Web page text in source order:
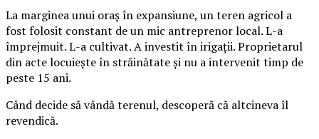
La marginea unui oraș în expansiune, un teren agricol a
fost folosit constant de un mic antreprenor local. L-a
împrejmuit. L-a cultivat. A investit în irigații. Proprietarul
din acte locuiește în străinătate și nu a intervenit timp de
peste 15 ani.
Când decide să vândă terenul, descoperă că altcineva îl
revendică.